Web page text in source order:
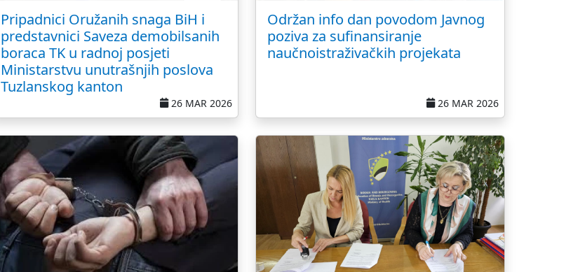
Pripadnici Oružanih snaga BiH i
predstavnici Saveza demobilsanih
boraca TK u radnoj posjeti
Ministarstvu unutrašnjih poslova
Tuzlanskog kanton
26 MAR 2026
Održan info dan povodom Javnog
poziva za sufinansiranje
naučnoistraživačkih projekata
26 MAR 2026